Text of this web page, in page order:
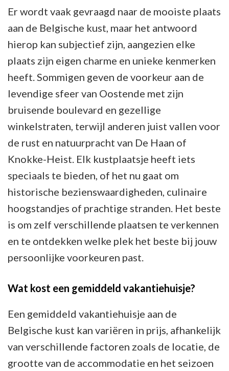
Er wordt vaak gevraagd naar de mooiste plaats
aan de Belgische kust, maar het antwoord
hierop kan subjectief zijn, aangezien elke
plaats zijn eigen charme en unieke kenmerken
heeft. Sommigen geven de voorkeur aan de
levendige sfeer van Oostende met zijn
bruisende boulevard en gezellige
winkelstraten, terwijl anderen juist vallen voor
de rust en natuurpracht van De Haan of
Knokke-Heist. Elk kustplaatsje heeft iets
speciaals te bieden, of het nu gaat om
historische bezienswaardigheden, culinaire
hoogstandjes of prachtige stranden. Het beste
is om zelf verschillende plaatsen te verkennen
en te ontdekken welke plek het beste bij jouw
persoonlijke voorkeuren past.
Wat kost een gemiddeld vakantiehuisje?
Een gemiddeld vakantiehuisje aan de
Belgische kust kan variëren in prijs, afhankelijk
van verschillende factoren zoals de locatie, de
grootte van de accommodatie en het seizoen